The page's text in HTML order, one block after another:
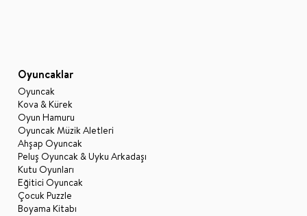
Oyuncaklar
Oyuncak
Kova & Kürek
Oyun Hamuru
Oyuncak Müzik Aletleri
Ahşap Oyuncak
Peluş Oyuncak & Uyku Arkadaşı
Kutu Oyunları
Eğitici Oyuncak
Çocuk Puzzle
Boyama Kitabı